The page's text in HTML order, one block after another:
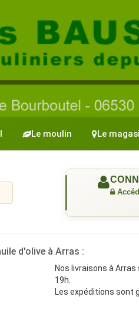
Le moulin Le
d'olive à Arras :
Nos livraisons à
19h.
Les expéditions sont